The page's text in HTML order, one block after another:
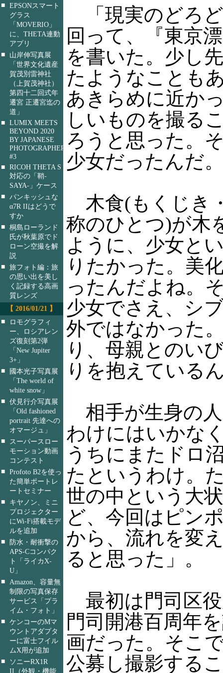
■ EPSONスマート
グラス
「MOVERIO」
に、THETA連動
アプリ
■
山岸伸写真展
「世界文化遺産
賀茂別雷神社
（上賀茂神社）
第四十二回式年
遷宮 正遷宮迄の
道」
■ LUMIX MEETS
BEYOND 2020
BY JAPANESE
PHOTOGRAPHERS
#3
■ RICOH THETA S
対応の「鞘-
SAYA-」ケース
■ パンキッシュな
α7R IIはどうで
すか
■ 桐島ローランド
氏が秋葉原でド
ローン空撮を解
説
■ 旅フォト編：旅
の思い出を美し
く記録する高画
質レンズ
【 2016/01/21 】
■
ロモグラフィ
ー、ロシアレン
ズ復刻第2弾
「New Jupiter
3+」
■
國本光子写真展
「The world of
white snow」
■ 伏見行介写真展
「Old fashioned
portrait 先達への
オマージュ」
■
スーパースロー
モーション動画
コンテスト
■ Profoto B2を使っ
た簡単ポートレ
ートセミナー
■
キヤノン、ミニ
プロジェクター
にWi-Fi搭載モデ
ルを追加
■
防水・耐衝撃の
APS-Cコンパク
ト「ライカX-
U」
■
Amazon、容量無
制限の写真保存
サービス「プラ
イム・フォト」
■ ケンコーのMマ
ウントアダプタ
ーに富士フイル
ムX用が追加
■
ソニーRX1R
II（外観・機能
「現実のどろ
回って、『東京
を書いた。少し
たようなことも
あきらめに近か
しいものを撮る
ろうと思った。
少女だったんだ
木食(もくじき
称のひとつ)が木
ように、少女と
りたかった。美
ったんだよね。
少女でさえ、シ
外ではなかった
り、母親とのい
りを抱えている
相手が生身の
わけにはいかな
うちにまたドロ
たというわけ。
世の中という大
ど、今回はピン
から、流れを変
ると思った」。
最初は門司区
門司開港百周年
画だった。そこ
公募し撮影する